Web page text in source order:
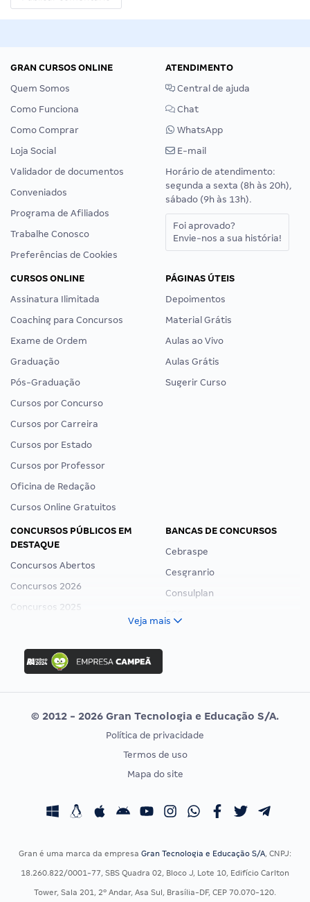
GRAN CURSOS ONLINE
Quem Somos
Como Funciona
Como Comprar
Loja Social
Validador de documentos
Conveniados
Programa de Afiliados
Trabalhe Conosco
Preferências de Cookies
ATENDIMENTO
Central de ajuda
Chat
WhatsApp
E-mail
Horário de atendimento:
segunda a sexta (8h às 20h),
sábado (9h às 13h).
Foi aprovado?
Envie-nos a sua história!
CURSOS ONLINE
Assinatura Ilimitada
Coaching para Concursos
Exame de Ordem
Graduação
Pós-Graduação
Cursos por Concurso
Cursos por Carreira
Cursos por Estado
Cursos por Professor
Oficina de Redação
Cursos Online Gratuitos
PÁGINAS ÚTEIS
Depoimentos
Material Grátis
Aulas ao Vivo
Aulas Grátis
Sugerir Curso
CONCURSOS PÚBLICOS EM
DESTAQUE
Concursos Abertos
Concursos 2026
Concursos 2025
Concurso Ibama
Concurso MPU
Editais publicados
BANCAS DE CONCURSOS
Cebraspe
Cesgranrio
Consulplan
Vunesp
CONCURSOS POR PROFISSÃO
Concursos Fiscais
EXAME DE ORDEM
Calendário OAB
Veja mais
© 2012 - 2026 Gran Tecnologia e Educação S/A.
Política de privacidade
Termos de uso
Mapa do site
Gran é uma marca da empresa Gran Tecnologia e Educação S/A, CNPJ:
18.260.822/0001-77, SBS Quadra 02, Bloco J, Lote 10, Edifício Carlton
Tower, Sala 201, 2º Andar, Asa Sul, Brasília-DF, CEP 70.070-120.